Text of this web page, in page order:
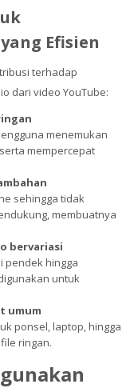
Efisien
terhadap
dari video YouTube:
menemukan
mempercepat
sehingga tidak
membuatnya
bervariasi
pendek hingga
untuk
umum
ponsel, laptop, hingga
ringan.